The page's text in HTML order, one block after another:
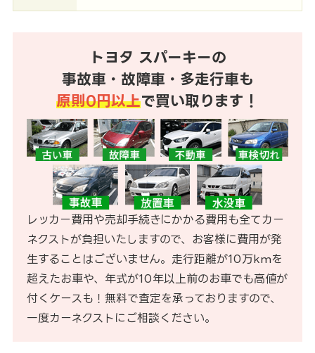
トヨタ スパーキーの
事故車・故障車・多走行車も
原則0円以上で買い取ります！
レッカー費用や売却手続きにかかる費用も全てカー
ネクストが負担いたしますので、お客様に費用が発
生することはございません。走行距離が10万kmを
超えたお車や、年式が10年以上前のお車でも高値が
付くケースも！無料で査定を承っておりますので、
一度カーネクストにご相談ください。